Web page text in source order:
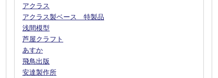
アクラス
アクラス製ベース 特製品
浅間模型
芦屋クラフト
あすか
飛鳥出版
安達製作所